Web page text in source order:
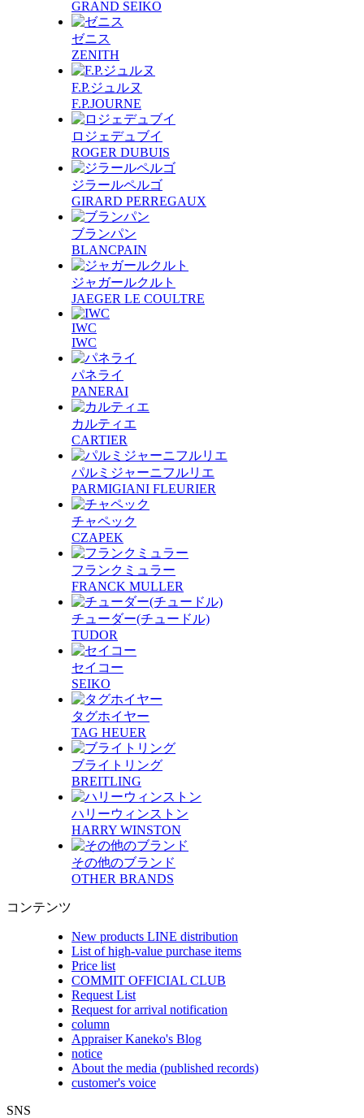
GRAND SEIKO
ゼニス
ZENITH
F.P.ジュルヌ
F.P.JOURNE
ロジェデュブイ
ROGER DUBUIS
ジラールペルゴ
GIRARD PERREGAUX
ブランパン
BLANCPAIN
ジャガールクルト
JAEGER LE COULTRE
IWC
IWC
パネライ
PANERAI
カルティエ
CARTIER
パルミジャーニフルリエ
PARMIGIANI FLEURIER
チャペック
CZAPEK
フランクミュラー
FRANCK MULLER
チューダー(チュードル)
TUDOR
セイコー
SEIKO
タグホイヤー
TAG HEUER
ブライトリング
BREITLING
ハリーウィンストン
HARRY WINSTON
その他のブランド
OTHER BRANDS
コンテンツ
New products LINE distribution
List of high-value purchase items
Price list
COMMIT OFFICIAL CLUB
Request List
Request for arrival notification
column
Appraiser Kaneko's Blog
notice
About the media (published records)
customer's voice
SNS